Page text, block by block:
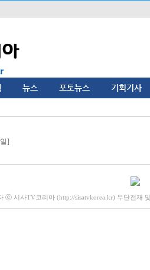
뉴스 포토뉴스 기획기사
]
ⓒ 시사TV코리아 (http://sisatvkorea.kr) 무단전재